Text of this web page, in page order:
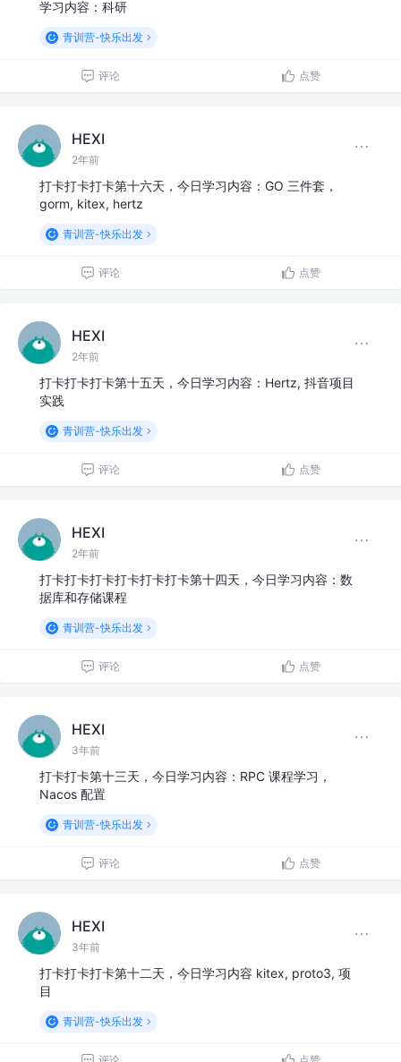
学习内容：科研
青训营-快乐出发
评论 点赞
HEXI
2年前
打卡打卡打卡第十六天，今日学习内容：GO 三件套，
gorm, kitex, hertz
青训营-快乐出发
评论 点赞
HEXI
2年前
打卡打卡打卡第十五天，今日学习内容：Hertz, 抖音项目
实践
青训营-快乐出发
评论 点赞
HEXI
2年前
打卡打卡打卡打卡打卡打卡第十四天，今日学习内容：数
据库和存储课程
青训营-快乐出发
评论 点赞
HEXI
3年前
打卡打卡第十三天，今日学习内容：RPC 课程学习，
Nacos 配置
青训营-快乐出发
评论 点赞
HEXI
3年前
打卡打卡打卡第十二天，今日学习内容 kitex, proto3, 项
目
青训营-快乐出发